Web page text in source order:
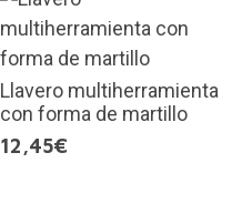
Llavero multiherramienta
con forma de martillo
12,45€